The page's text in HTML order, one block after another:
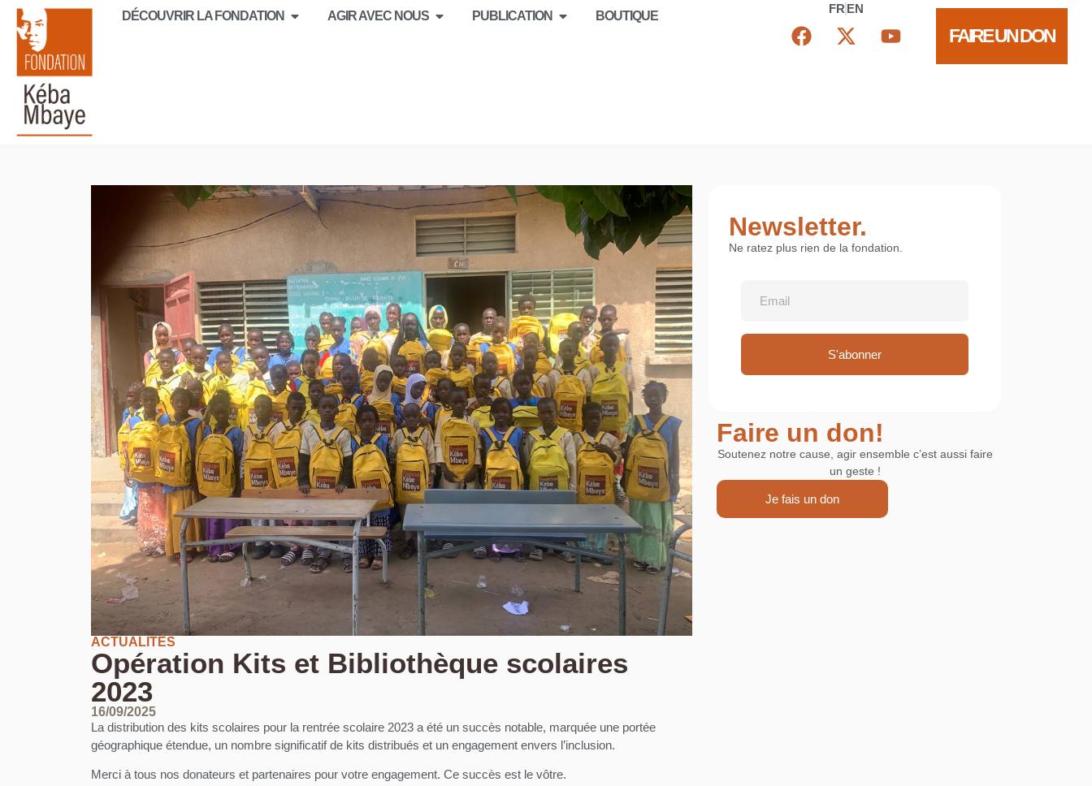
DÉCOUVRIR LA FONDATION AGIR AVEC NOUS PUBLICATION BOUTIQUE
FR EN
FAIRE UN DON
Newsletter.
Ne ratez plus rien de la fondation.
S'abonner
Faire un don!
Soutenez notre cause, agir ensemble c’est aussi faire
un geste !
Je fais un don
ACTUALITÉS
Opération Kits et Bibliothèque scolaires
2023
16/09/2025
La distribution des kits scolaires pour la rentrée scolaire 2023 a été un succès notable, marquée une portée
géographique étendue, un nombre significatif de kits distribués et un engagement envers l’inclusion.
Merci à tous nos donateurs et partenaires pour votre engagement. Ce succès est le vôtre.